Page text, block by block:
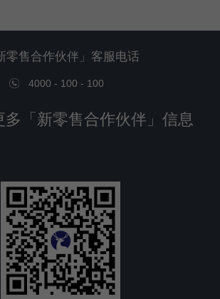
零售合作伙伴」客服电话
4000 - 100 - 100
多「新零售合作伙伴」信息